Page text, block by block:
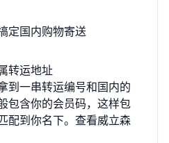
定国内购物寄送
转运地址
到一串转运编号和国内的
包含你的会员码，这样包
配到你名下。 查看威立森